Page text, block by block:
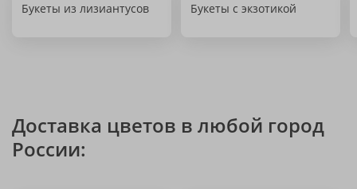
Букеты из лизиантусов Букеты с экзотикой
Доставка цветов в любой город
России: